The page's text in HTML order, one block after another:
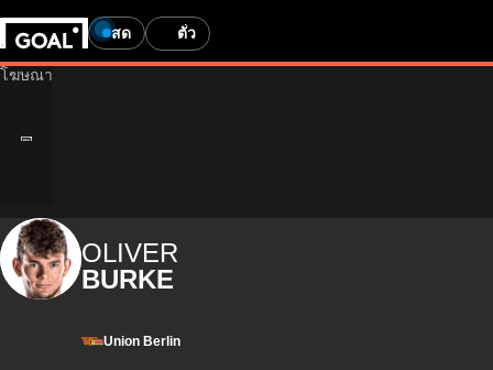
สด ตั๋ว
OLIVER
BURKE
Union Berlin